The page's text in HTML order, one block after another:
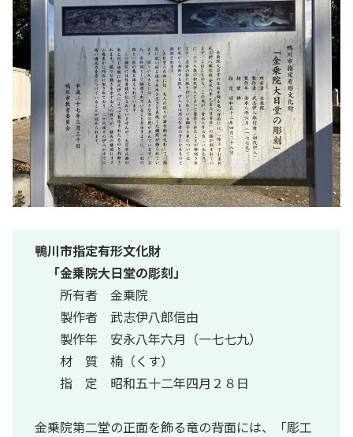
鴨川市指定有形文化財
「金乗院大日堂の彫刻」
所有者 金乗院
製作者 武志伊八郎信由
製作年 安永八年六月（一七七九）
材 質 楠（くす）
指 定 昭和五十二年四月２８日
金乗院第二堂の正面を飾る竜の背面には、「彫工